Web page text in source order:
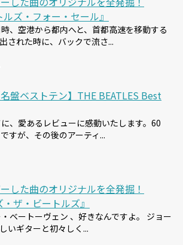
ルズ・フォー・セール』
、空港から都内へと、首都高速を移動する
された時に、バックで流さ...
盤ベストテン】THE BEATLES Best
、愛あるレビューに感動いたします。60
すが、その後のアーティ...
した曲のオリジナルを全発掘！
ザ・ビートルズ』
ベートーヴェン 、好きなんですよ。 ジョー
いギターと初々しく...